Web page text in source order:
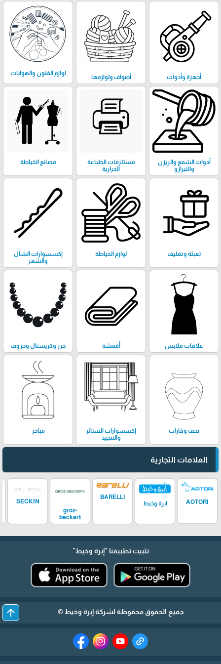
أجهزة وأدوات أصواف ولوازمها
لوازم الفنون والهوايات
أدوات الشمع والريزن
والتيرازو
مستلزمات الطباعة
الحرارية
مصانع الخياطة
تعبئة وتغليف لوازم الخياطة
إكسسوارات الشال
والشعر
علاقات ملابس أقمشة خرز وكريستال وحروف
تحف وڤازات
إكسسوارات الستائر
والتنجيد
مباخر
العلامات التجارية
AOTORI ابرة وخيط
BARELLI
groz-
beckert
SECKIN
تثبيت تطبيقنا "إبرة وخيط"
جميع الحقوق محفوظة لشركة إبرة وخيط © arrow_upward